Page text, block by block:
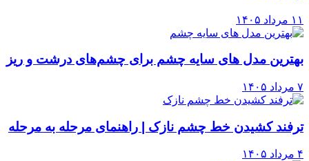
۱۱ مرداد ۱۴۰۵
بهترین مدل های سایه چشم برای چشم‌های درشت و ریز
۷ مرداد ۱۴۰۵
ترفند کشیدن خط چشم نازک | راهنمای مرحله به مرحله
۴ مرداد ۱۴۰۵